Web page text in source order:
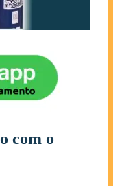
com o